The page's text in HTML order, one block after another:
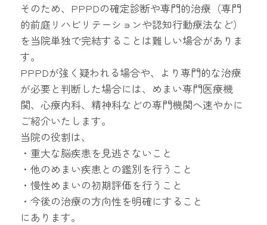
そのため、PPPDの確定診断や専門的治療（専門
的前庭リハビリテーションや認知行動療法など）
を当院単独で完結することは難しい場合がありま
す。
PPPDが強く疑われる場合や、より専門的な治療
が必要と判断した場合には、めまい専門医療機
関、心療内科、精神科などの専門機関へ速やかに
ご紹介いたします。
当院の役割は、
・重大な脳疾患を見逃さないこと
・他のめまい疾患との鑑別を行うこと
・慢性めまいの初期評価を行うこと
・今後の治療の方向性を明確にすること
にあります。